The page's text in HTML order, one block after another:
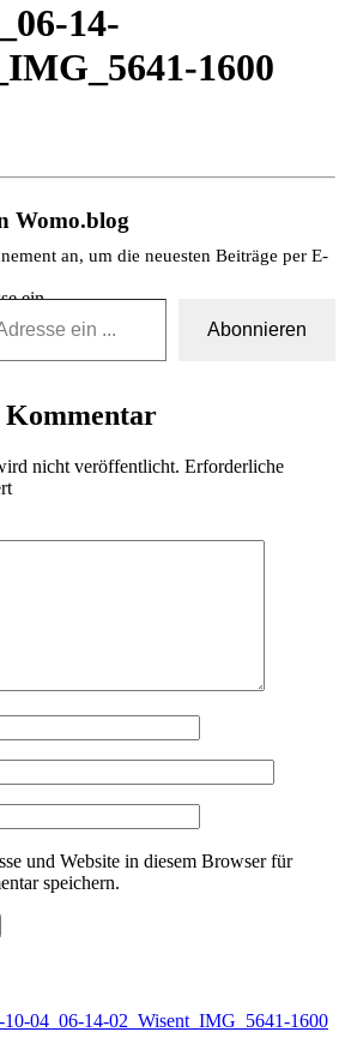
14-
1600
Womo.blog
an, um die neuesten Beiträge per E-
ein ...
Abonnieren
Kommentar
nicht veröffentlicht. Erforderliche
und Website in diesem Browser für
speichern.
10-04_06-14-02_Wisent_IMG_5641-1600